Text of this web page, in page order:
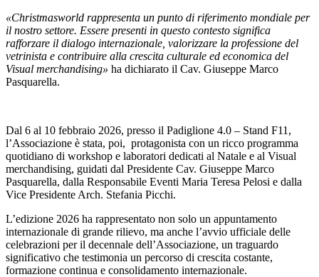
«Christmasworld rappresenta un punto di riferimento mondiale per
il nostro settore. Essere presenti in questo contesto significa
rafforzare il dialogo internazionale, valorizzare la professione del
vetrinista e contribuire alla crescita culturale ed economica del
Visual merchandising» ha dichiarato il Cav. Giuseppe Marco
Pasquarella.
Dal 6 al 10 febbraio 2026, presso il Padiglione 4.0 – Stand F11,
l’Associazione è stata, poi, protagonista con un ricco programma
quotidiano di workshop e laboratori dedicati al Natale e al Visual
merchandising, guidati dal Presidente Cav. Giuseppe Marco
Pasquarella, dalla Responsabile Eventi Maria Teresa Pelosi e dalla
Vice Presidente Arch. Stefania Picchi.
L’edizione 2026 ha rappresentato non solo un appuntamento
internazionale di grande rilievo, ma anche l’avvio ufficiale delle
celebrazioni per il decennale dell’Associazione, un traguardo
significativo che testimonia un percorso di crescita costante,
formazione continua e consolidamento internazionale.